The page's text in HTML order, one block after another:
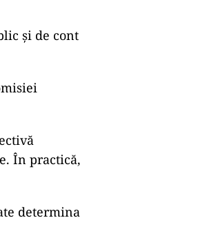
și de cont
În practică,
determina